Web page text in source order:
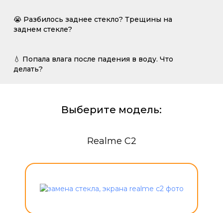
😭 Разбилось заднее стекло? Трещины на
заднем стекле?
💧 Попала влага после падения в воду. Что
делать?
Выберите модель:
Realme C2